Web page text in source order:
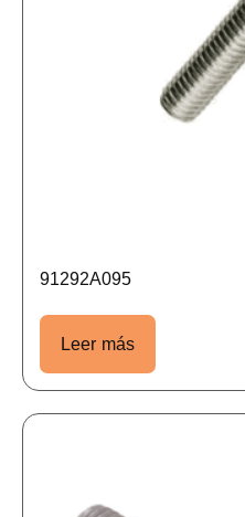
91292A095
Leer más